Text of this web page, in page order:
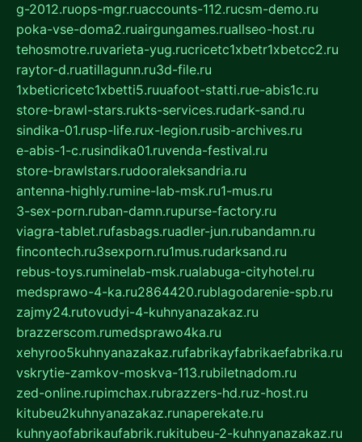
g-2012.ruops-mgr.ruaccounts-112.rucsm-demo.ru
poka-vse-doma2.ruairgungames.ruallseo-host.ru
tehosmotre.ruvarieta-yug.rucricetc1xbetr1xbetcc2.ru
raytor-d.ruatillagunn.ru3d-file.ru
1xbeticricetc1xbetti5.ruuafoot-statti.rue-abis1c.ru
store-brawl-stars.rukts-services.rudark-sand.ru
sindika-01.rusp-life.rux-legion.rusib-archives.ru
e-abis-1-c.rusindika01.ruvenda-festival.ru
store-brawlstars.rudooraleksandria.ru
antenna-highly.rumine-lab-msk.ru1-mus.ru
3-sex-porn.ruban-damn.rupurse-factory.ru
viagra-tablet.rufasbags.ruadler-jun.rubandamn.ru
fincontech.ru3sexporn.ru1mus.rudarksand.ru
rebus-toys.ruminelab-msk.rualabuga-cityhotel.ru
medsprawo-4-ka.ru2864420.rublagodarenie-spb.ru
zajmy24.rutovudyi-4-kuhnyanazakaz.ru
brazzerscom.rumedsprawo4ka.ru
xehyroo5kuhnyanazakaz.rufabrikayfabrikaefabrika.ru
vskrytie-zamkov-moskva-113.rubiletnadom.ru
zed-online.rupimchax.rubrazzers-hd.ruz-host.ru
kitubeu2kuhnyanazakaz.runaperekate.ru
kuhnyaofabrikaufabrik.rukitubeu-2-kuhnyanazakaz.ru